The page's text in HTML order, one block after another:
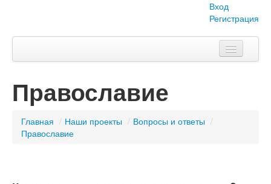
Вход
Регистрация
Тема номера
Объявления
Православие
Главная / Наши проекты / Вопросы и ответы /
Православие